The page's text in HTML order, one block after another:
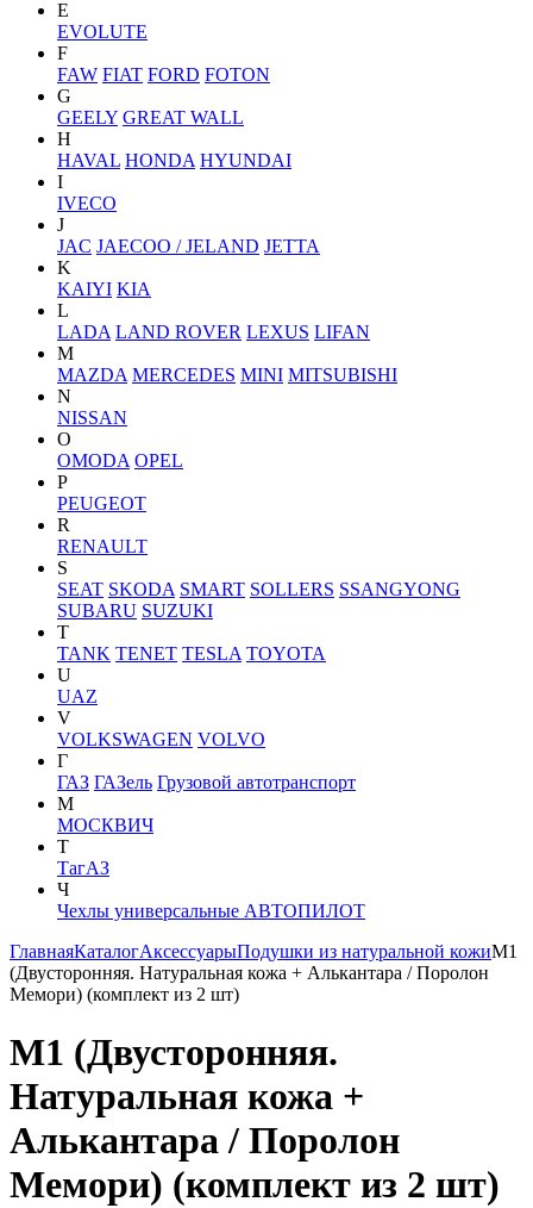
E
EVOLUTE
F
FAW FIAT FORD FOTON
G
GEELY GREAT WALL
H
HAVAL HONDA HYUNDAI
I
IVECO
J
JAC JAECOO / JELAND JETTA
K
KAIYI KIA
L
LADA LAND ROVER LEXUS LIFAN
M
MAZDA MERCEDES MINI MITSUBISHI
N
NISSAN
O
OMODA OPEL
P
PEUGEOT
R
RENAULT
S
SEAT SKODA SMART SOLLERS SSANGYONG
SUBARU SUZUKI
T
TANK TENET TESLA TOYOTA
U
UAZ
V
VOLKSWAGEN VOLVO
Г
ГАЗ ГАЗель Грузовой автотранспорт
М
МОСКВИЧ
Т
ТагАЗ
Ч
Чехлы универсальные АВТОПИЛОТ
ГлавнаяКаталогАксессуарыПодушки из натуральной кожиM1
(Двусторонняя. Натуральная кожа + Алькантара / Поролон
Мемори) (комплект из 2 шт)
M1 (Двусторонняя.
Натуральная кожа +
Алькантара / Поролон
Мемори) (комплект из 2 шт)